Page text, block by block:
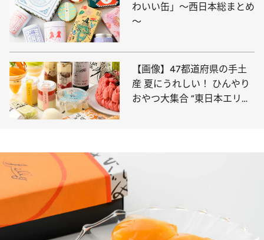
わいい缶」～西日本総まとめ
～
【画像】47都道府県の手土
産 夏にうれしい！ ひんやり
おやつ大集合 “東日本エリア